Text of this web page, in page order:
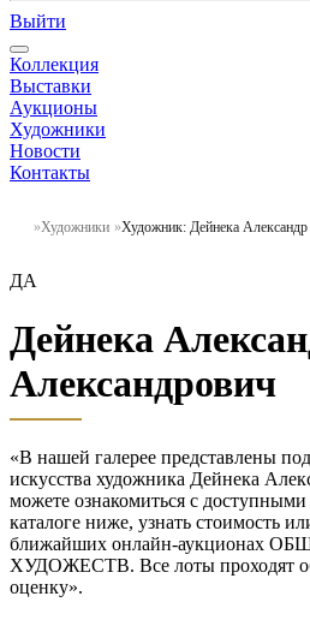
Выйти
Коллекция
Выставки
Аукционы
Художники
Новости
Контакты
Художники Художник: Дейнека
ДА
Дейнека
Александрович
«В нашей галерее представлены
искусства художника Дейнека
можете ознакомиться с доступными
каталоге ниже, узнать стоимость
ближайших онлайн-аукционах
ХУДОЖЕСТВ. Все лоты проходят
оценку».